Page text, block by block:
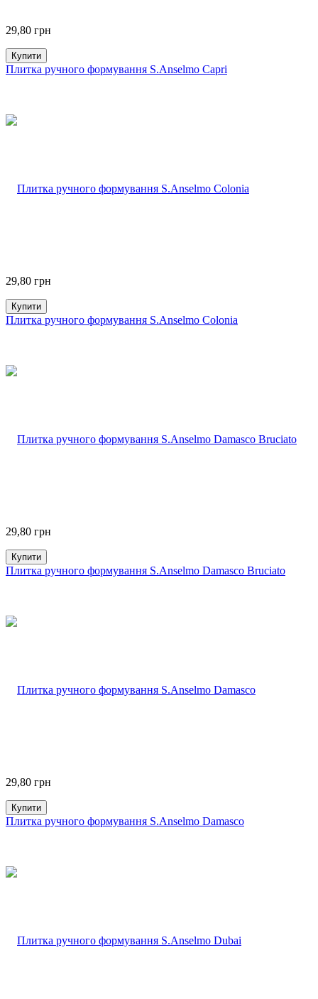
29,80 грн
Купити
Плитка ручного формування S.Anselmo Capri
29,80 грн
Купити
Плитка ручного формування S.Anselmo Colonia
29,80 грн
Купити
Плитка ручного формування S.Anselmo Damasco Bruciato
29,80 грн
Купити
Плитка ручного формування S.Anselmo Damasco